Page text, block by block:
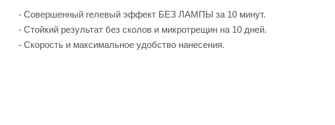
- Совершенный гелевый эффект БЕЗ ЛАМПЫ за 10 минут.
- Стойкий результат без сколов и микротрещин на 10 дней.
- Скорость и максимальное удобство нанесения.